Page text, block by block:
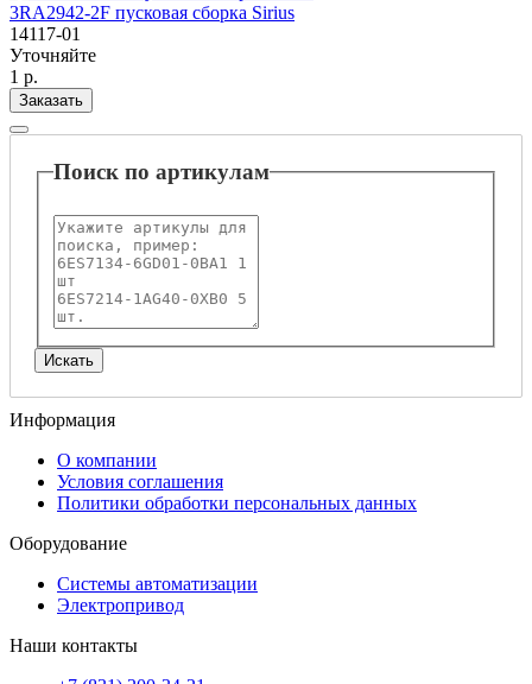
3RA2942-2F пусковая сборка Sirius
14117-01
Уточняйте
1 р.
Заказать
Поиск по артикулам
Информация
О компании
Условия соглашения
Политики обработки персональных данных
Оборудование
Системы автоматизации
Электропривод
Наши контакты